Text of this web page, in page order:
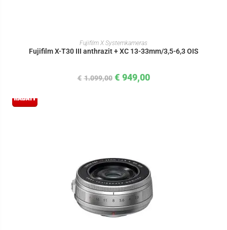
IN DEN WARENKORB
Fujifilm X Systemkameras
Fujifilm X-T30 III anthrazit + XC 13-33mm/3,5-6,3 OIS
€ 1.099,00 € 949,00